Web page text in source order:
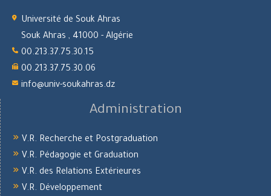
Université de Souk Ahras
Souk Ahras , 41000 - Algérie
00.213.37.75.30.15
00.213.37.75.30.06
info@univ-soukahras.dz
Administration
V.R. Recherche et Postgraduation
V.R. Pédagogie et Graduation
V.R. des Relations Extérieures
V.R. Développement